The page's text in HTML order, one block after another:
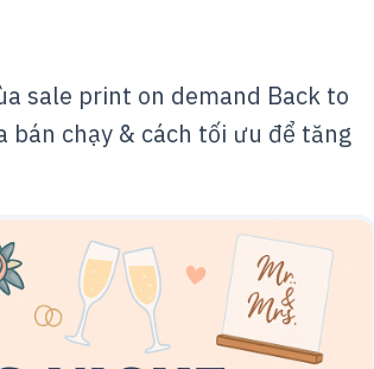
sale print on demand Back to
chạy & cách tối ưu để tăng